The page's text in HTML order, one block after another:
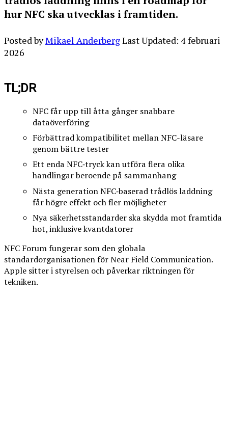
hur NFC ska utvecklas i framtiden.
Posted byMikael AnderbergLast Updated: 4 februari
2026
TL;DR
NFC får upp till åtta gånger snabbare
dataöverföring
Förbättrad kompatibilitet mellan NFC-läsare
genom bättre tester
Ett enda NFC‑tryck kan utföra flera olika
handlingar beroende på sammanhang
Nästa generation NFC‑baserad trådlös laddning
får högre effekt och fler möjligheter
Nya säkerhetsstandarder ska skydda mot framtida
hot, inklusive kvantdatorer
NFC Forum fungerar som den globala
standardorganisationen för Near Field Communication.
Apple sitter i styrelsen och påverkar riktningen för
tekniken.